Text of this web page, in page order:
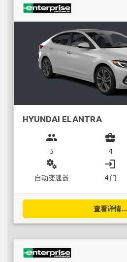
HYUNDAI ELANTRA
group
5
business_center
4
miscellaneous_services
自动变速器
login
4 门
查看详情...